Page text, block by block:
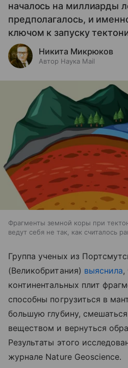
началось на миллиарды
предполагалось, и
ключом к запуску
Никита Микрюков
Автор Наука Mail
Фрагменты земной коры при
ведут себя не так, как считалось
Группа ученых из
(Великобритания) выяснила,
континентальных плит
способны погрузиться в
большую глубину,
веществом и вернуться
Результаты этого
журнале Nature Geoscience.